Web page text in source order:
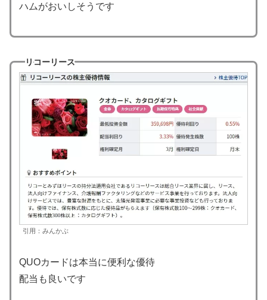
ハムがおいしそうです
リコーリース
引用：みんかぶ
QUOカードは本当に便利な優待
配当も良いです